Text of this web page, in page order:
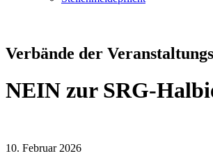
Verbände der
NEIN zur SRG-
10. Februar 2026